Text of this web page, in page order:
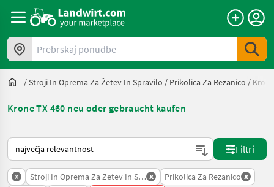
Prebrskaj ponudbe
/Stroji In Oprema Za Žetev In Spravilo / Prikolica Za Rezanico / Krone
Krone TX 460 neu oder gebraucht kaufen
Tako je razvrščeno na Landwirt.com
Filtri
x Stroji In Oprema Za Zetev In Spravilo
x Prikolica Za Rezanico x